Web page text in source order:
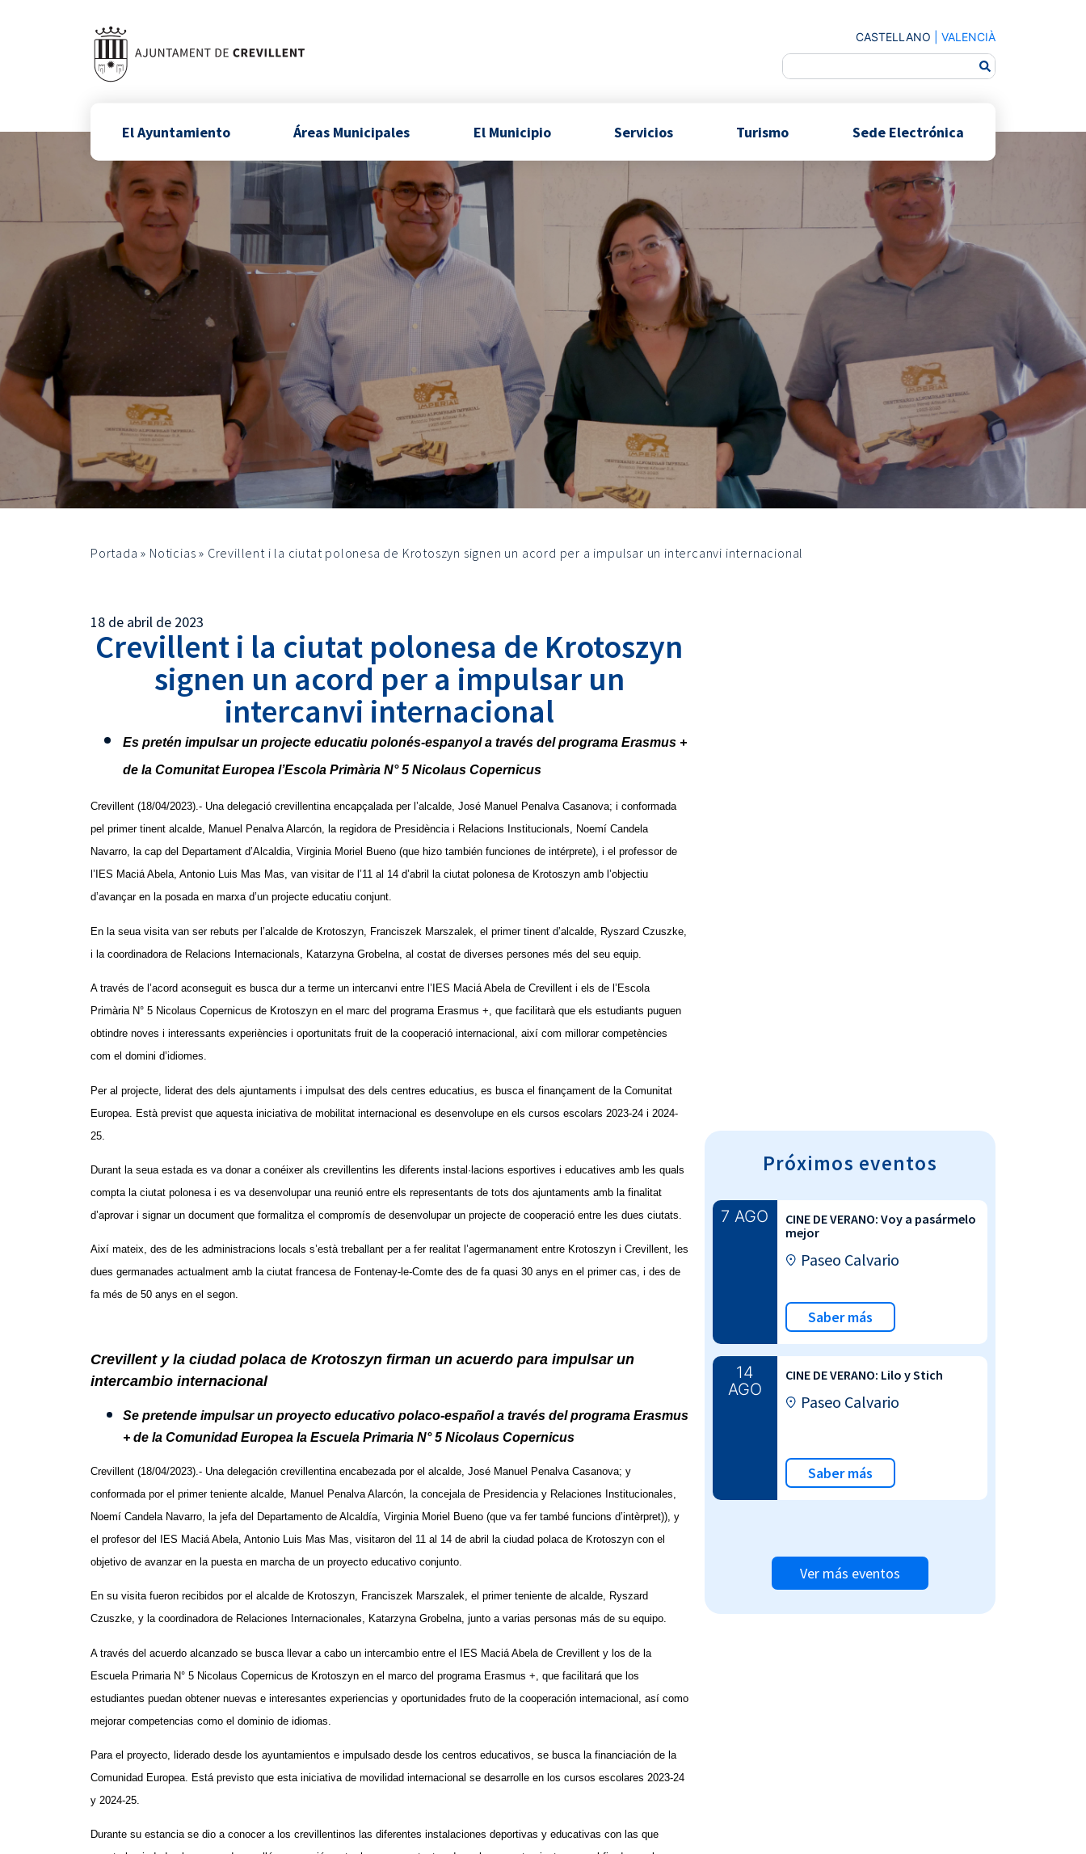
CASTELLANO VALENCIÀ
El Ayuntamiento Áreas Municipales El Municipio Servicios Turismo Sede Electrónica
Portada » Noticias » Crevillent i la ciutat polonesa de Krotoszyn signen un acord per a impulsar un intercanvi internacional
18 de abril de 2023
Crevillent i la ciutat polonesa de Krotoszyn
signen un acord per a impulsar un
intercanvi internacional
Es pretén impulsar un projecte educatiu polonés-espanyol a través del programa Erasmus +
de la Comunitat Europea l’Escola Primària N° 5 Nicolaus Copernicus
Crevillent (18/04/2023).- Una delegació crevillentina encapçalada per l’alcalde, José Manuel Penalva Casanova; i conformada
pel primer tinent alcalde, Manuel Penalva Alarcón, la regidora de Presidència i Relacions Institucionals, Noemí Candela
Navarro, la cap del Departament d’Alcaldia, Virginia Moriel Bueno (que hizo también funciones de intérprete), i el professor de
l’IES Maciá Abela, Antonio Luis Mas Mas, van visitar de l’11 al 14 d’abril la ciutat polonesa de Krotoszyn amb l’objectiu
d’avançar en la posada en marxa d’un projecte educatiu conjunt.
En la seua visita van ser rebuts per l’alcalde de Krotoszyn, Franciszek Marszalek, el primer tinent d’alcalde, Ryszard Czuszke,
i la coordinadora de Relacions Internacionals, Katarzyna Grobelna, al costat de diverses persones més del seu equip.
A través de l’acord aconseguit es busca dur a terme un intercanvi entre l’IES Maciá Abela de Crevillent i els de l’Escola
Primària N° 5 Nicolaus Copernicus de Krotoszyn en el marc del programa Erasmus +, que facilitarà que els estudiants puguen
obtindre noves i interessants experiències i oportunitats fruit de la cooperació internacional, així com millorar competències
com el domini d’idiomes.
Per al projecte, liderat des dels ajuntaments i impulsat des dels centres educatius, es busca el finançament de la Comunitat
Europea. Està previst que aquesta iniciativa de mobilitat internacional es desenvolupe en els cursos escolars 2023-24 i 2024-
25.
Durant la seua estada es va donar a conéixer als crevillentins les diferents instal·lacions esportives i educatives amb les quals
compta la ciutat polonesa i es va desenvolupar una reunió entre els representants de tots dos ajuntaments amb la finalitat
d’aprovar i signar un document que formalitza el compromís de desenvolupar un projecte de cooperació entre les dues ciutats.
Així mateix, des de les administracions locals s’està treballant per a fer realitat l’agermanament entre Krotoszyn i Crevillent, les
dues germanades actualment amb la ciutat francesa de Fontenay-le-Comte des de fa quasi 30 anys en el primer cas, i des de
fa més de 50 anys en el segon.
Crevillent y la ciudad polaca de Krotoszyn firman un acuerdo para impulsar un
intercambio internacional
Se pretende impulsar un proyecto educativo polaco-español a través del programa Erasmus
+ de la Comunidad Europea la Escuela Primaria N° 5 Nicolaus Copernicus
Crevillent (18/04/2023).- Una delegación crevillentina encabezada por el alcalde, José Manuel Penalva Casanova; y
conformada por el primer teniente alcalde, Manuel Penalva Alarcón, la concejala de Presidencia y Relaciones Institucionales,
Noemí Candela Navarro, la jefa del Departamento de Alcaldía, Virginia Moriel Bueno (que va fer també funcions d’intèrpret)), y
el profesor del IES Maciá Abela, Antonio Luis Mas Mas, visitaron del 11 al 14 de abril la ciudad polaca de Krotoszyn con el
objetivo de avanzar en la puesta en marcha de un proyecto educativo conjunto.
En su visita fueron recibidos por el alcalde de Krotoszyn, Franciszek Marszalek, el primer teniente de alcalde, Ryszard
Czuszke, y la coordinadora de Relaciones Internacionales, Katarzyna Grobelna, junto a varias personas más de su equipo.
A través del acuerdo alcanzado se busca llevar a cabo un intercambio entre el IES Maciá Abela de Crevillent y los de la
Escuela Primaria N° 5 Nicolaus Copernicus de Krotoszyn en el marco del programa Erasmus +, que facilitará que los
estudiantes puedan obtener nuevas e interesantes experiencias y oportunidades fruto de la cooperación internacional, así como
mejorar competencias como el dominio de idiomas.
Para el proyecto, liderado desde los ayuntamientos e impulsado desde los centros educativos, se busca la financiación de la
Comunidad Europea. Está previsto que esta iniciativa de movilidad internacional se desarrolle en los cursos escolares 2023-24
y 2024-25.
Durante su estancia se dio a conocer a los crevillentinos las diferentes instalaciones deportivas y educativas con las que
Próximos eventos
7 AGO
CINE DE VERANO: Voy a pasármelo
mejor
Paseo Calvario
Saber más
14
AGO
CINE DE VERANO: Lilo y Stich
Paseo Calvario
Saber más
Ver más eventos